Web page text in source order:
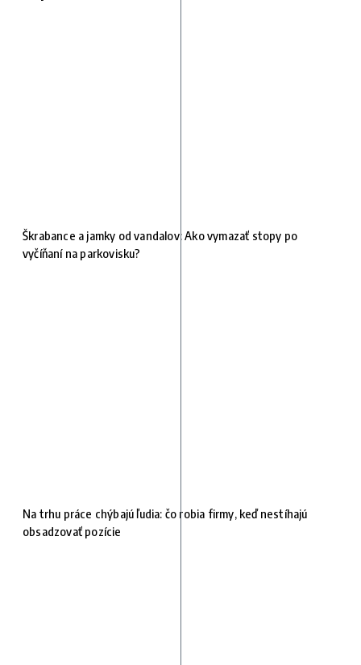
Škrabance a jamky od vandalov: Ako vymazať stopy po
vyčíňaní na parkovisku?
Na trhu práce chýbajú ľudia: čo robia firmy, keď nestíhajú
obsadzovať pozície